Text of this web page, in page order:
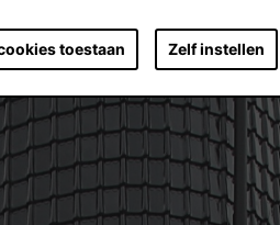
toestaan Zelf instellen